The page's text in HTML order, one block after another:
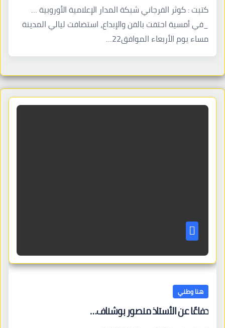
كتبت : كوثر الفرجاني شبكة المدار الإعلامية الأوروبية …
_في أمسية احتفت بالفن والإبداع، استضافت ليالي المدينة
مساء يوم الأربعاء الموافق22…
هنا وطني
دفاعًا عن الأستاذ منصور بوشناف…